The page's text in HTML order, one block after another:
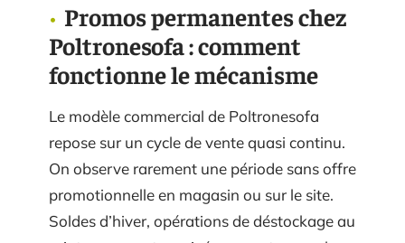
Promos permanentes chez
Poltronesofa : comment
fonctionne le mécanisme
Le modèle commercial de Poltronesofa
repose sur un cycle de vente quasi continu.
On observe rarement une période sans offre
promotionnelle en magasin ou sur le site.
Soldes d’hiver, opérations de déstockage au